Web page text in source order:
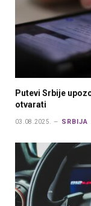
Putevi Srbije
otvarati
03.08.2025. SRBIJA